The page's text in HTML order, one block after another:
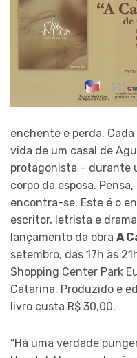
enchente e perda.
vida de um casal de
protagonista – durante
corpo da esposa.
encontra-se. Este é o
escritor, letrista e
lançamento da obra A
setembro, das 17h às
Shopping Center Park
Catarina. Produzido e
livro custa R$ 30,00.
“Há uma verdade